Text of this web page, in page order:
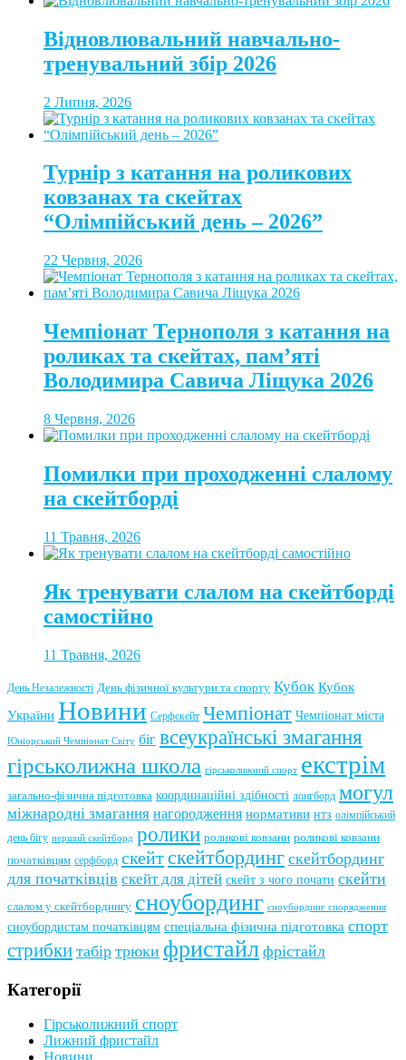
Відновлювальний навчально-
тренувальний збір 2026
2 Липня, 2026
Турнір з катання на роликових
ковзанах та скейтах
“Олімпійський день – 2026”
22 Червня, 2026
Чемпіонат Тернополя з катання на
роликах та скейтах, пам’яті
Володимира Савича Ліщука 2026
8 Червня, 2026
Помилки при проходженні слалому
на скейтборді
11 Травня, 2026
Як тренувати слалом на скейтборді
самостійно
11 Травня, 2026
День Незалежності День фізичної культури та спорту Кубок Кубок
України Новини Серфскейт Чемпіонат Чемпіонат міста
Юніорський Чемпіонат Світу біг всеукраїнські змагання
гірськолижна школа гірськолижний спорт екстрім
загально-фізична підготовка координаційні здібності лонгборд могул
міжнародні змагання нагородження нормативи нтз олімпійський
день бігу перший скейтборд ролики роликові ковзани роликові ковзани
початківцям серфборд скейтскейтбординг скейтбординг
для початківців скейт для дітей скейт з чого почати скейти
слалом у скейтбордингу сноубординг сноубординг спорядження
сноубордистам початківцям спеціальна фізична підготовка спорт
стрибки табір трюки фристайл фрістайл
Категорії
Гірськолижний спорт
Лижний фристайл